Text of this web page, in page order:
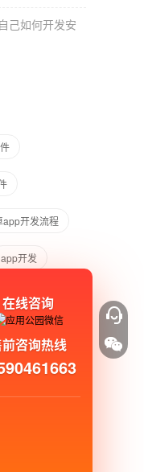
己如何开发安
app开发流程
app开发
app制作
生鲜配送模式
在线咨询
咨询热线